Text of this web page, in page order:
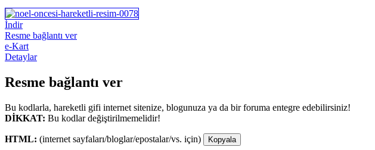
İndir
Resme bağlantı ver
e-Kart
Detaylar
Resme bağlantı ver
Bu kodlarla, hareketli gifi internet sitenize, blogunuza ya da bir foruma entegre edebilirsiniz!
DİKKAT: Bu kodlar değiştirilmemelidir!
HTML: (internet sayfaları/bloglar/epostalar/vs. için) Kopyala